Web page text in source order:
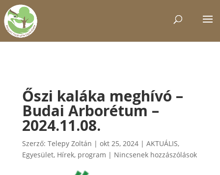
Őszi kaláka meghívó –
Budai Arborétum –
2024.11.08.
Szerző: Telepy Zoltán | okt 25, 2024| AKTUÁLIS,
Egyesület, Hírek, program | Nincsenek hozzászólások